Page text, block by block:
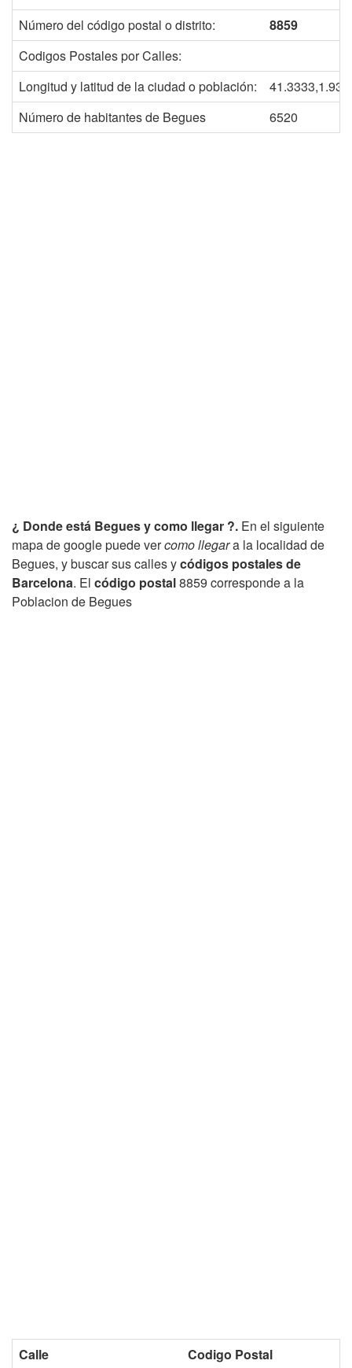
Número del código postal o distrito:
8859
Codigos Postales por Calles:
Longitud y latitud de la ciudad o población:
Número de habitantes de Begues
6520
¿ Donde está Begues y como llegar ?. En el siguiente
mapa de google puede vercomo llegara la localidad de
Begues, y buscar sus calles ycódigos postales de
Barcelona. El código postal8859 corresponde a la
Poblacion de Begues
Calle Codigo Postal